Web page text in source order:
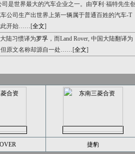
是世界最大的汽车企业之一。由亨利·福特先生创
公司生产出世界上第一辆属于普通百姓的汽车-T
此开始……[全文]
陆习惯译为罗孚 ，而Land Rover, 中国大陆翻译为
但原文名称却源自一处……[全文]
捷豹